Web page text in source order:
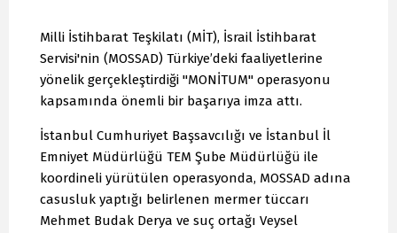
Milli İstihbarat Teşkilatı (MİT), İsrail İstihbarat
Servisi'nin (MOSSAD) Türkiye’deki faaliyetlerine
yönelik gerçekleştirdiği "MONİTUM" operasyonu
kapsamında önemli bir başarıya imza attı.
İstanbul Cumhuriyet Başsavcılığı ve İstanbul İl
Emniyet Müdürlüğü TEM Şube Müdürlüğü ile
koordineli yürütülen operasyonda, MOSSAD adına
casusluk yaptığı belirlenen mermer tüccarı
Mehmet Budak Derya ve suç ortağı Veysel